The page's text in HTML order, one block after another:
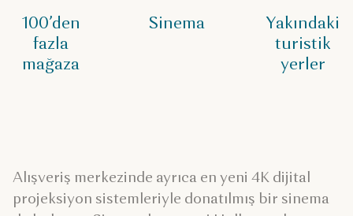
100’den
fazla
mağaza
Sinema
Yakındaki
turistik
yerler
Alışveriş merkezinde ayrıca en yeni 4K dijital
projeksiyon sistemleriyle donatılmış bir sinema